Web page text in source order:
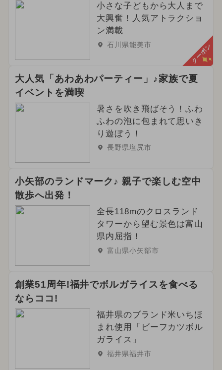
小さな子どもから大人まで
大興奮！人気アトラクショ
ン満載
石川県能美市 クーポン
大人気「あわあわパーティー」♪家族で夏
イベントを満喫
暑さを吹き飛ばそう！ふわ
ふわの泡に包まれて思いき
り遊ぼう！
長野県塩尻市
小矢部のランドマーク♪ 親子で楽しむ空中
散歩へ出発！
全長118mのクロスランド
タワーから望む景色は富山
県内屈指！
富山県小矢部市
創業51周年!福井でボルガライスを食べる
ならココ!
福井県のブランド米いちほ
まれ使用「ビーフカツボル
ガライス」
福井県福井市